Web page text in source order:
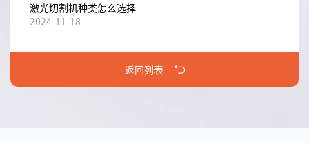
激光切割机种类怎么选择
2024-11-18
返回列表